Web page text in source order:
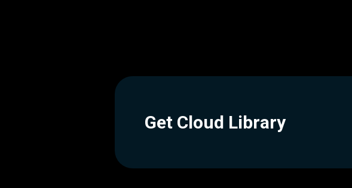
Get Cloud Library